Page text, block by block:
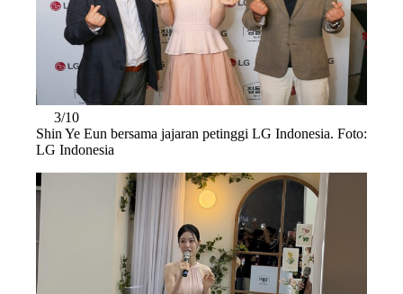
3/10
Shin Ye Eun bersama jajaran petinggi LG Indonesia. Foto:
LG Indonesia